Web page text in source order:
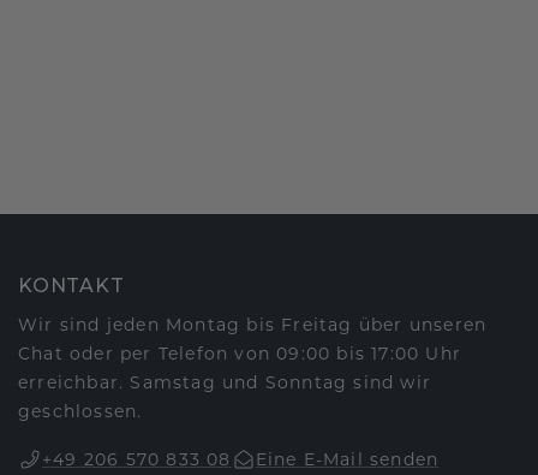
KONTAKT
Wir sind jeden Montag bis Freitag über unseren
Chat oder per Telefon von 09:00 bis 17:00 Uhr
erreichbar. Samstag und Sonntag sind wir
geschlossen.
+49 206 570 833 08
Eine E-Mail senden